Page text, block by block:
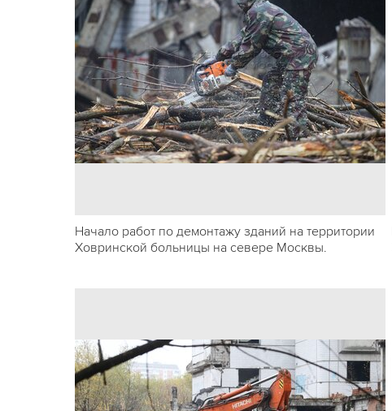
Начало работ по демонтажу зданий на территории
Ховринской больницы на севере Москвы.